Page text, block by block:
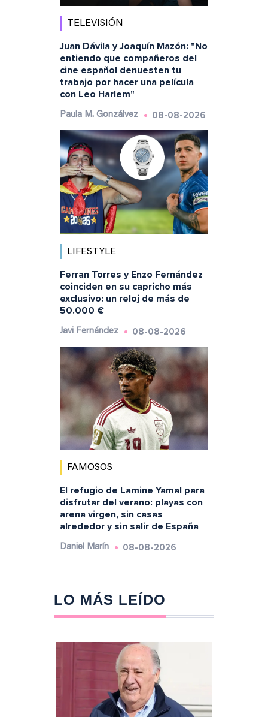
TELEVISIÓN
Juan Dávila y Joaquín Mazón: "No
entiendo que compañeros del
cine español denuesten tu
trabajo por hacer una película
con Leo Harlem"
Paula M. Gonzálvez 08-08-2026
LIFESTYLE
Ferran Torres y Enzo Fernández
coinciden en su capricho más
exclusivo: un reloj de más de
50.000 €
Javi Fernández 08-08-2026
FAMOSOS
El refugio de Lamine Yamal para
disfrutar del verano: playas con
arena virgen, sin casas
alrededor y sin salir de España
Daniel Marín 08-08-2026
LO MÁS LEÍDO